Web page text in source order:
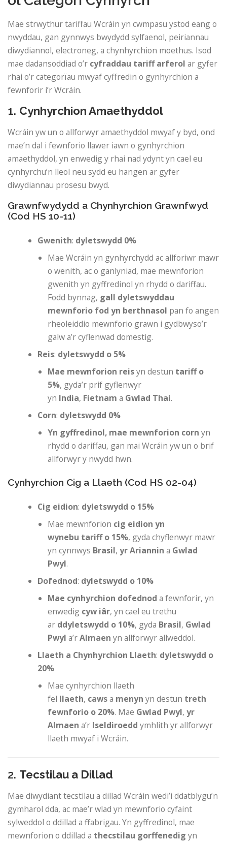
Mae strwythur tariffau Wcráin yn cwmpasu ystod eang o
nwyddau, gan gynnwys bwydydd sylfaenol, peiriannau
diwydiannol, electroneg, a chynhyrchion moethus. Isod
mae dadansoddiad o’r cyfraddau tariff arferol ar gyfer
rhai o’r categorïau mwyaf cyffredin o gynhyrchion a
fewnforir i’r Wcráin.
1. Cynhyrchion Amaethyddol
Wcráin yw un o allforwyr amaethyddol mwyaf y byd, ond
mae’n dal i fewnforio llawer iawn o gynhyrchion
amaethyddol, yn enwedig y rhai nad ydynt yn cael eu
cynhyrchu’n lleol neu sydd eu hangen ar gyfer
diwydiannau prosesu bwyd.
Grawnfwydydd a Chynhyrchion Grawnfwyd
(Cod HS 10-11)
Gwenith: dyletswydd 0%
Mae Wcráin yn gynhyrchydd ac allforiwr mawr
o wenith, ac o ganlyniad, mae mewnforion
gwenith yn gyffredinol yn rhydd o dariffau.
Fodd bynnag, gall dyletswyddau
mewnforio fod yn berthnasol pan fo angen
rheoleiddio mewnforio grawn i gydbwyso’r
galw a’r cyflenwad domestig.
Reis: dyletswydd o 5%
Mae mewnforion reisyn destun tariff o
5%, gyda’r prif gyflenwyr
yn India, Fietnam a Gwlad Thai.
Corn: dyletswydd 0%
Yn gyffredinol, mae mewnforion corn yn
rhydd o dariffau, gan mai Wcráin yw un o brif
allforwyr y nwydd hwn.
Cynhyrchion Cig a Llaeth (Cod HS 02-04)
Cig eidion: dyletswydd o 15%
Mae mewnforion cig eidion yn
wynebu tariff o 15%, gyda chyflenwyr mawr
yn cynnwys Brasil,yr Ariannin a Gwlad
Pwyl.
Dofednod: dyletswydd o 10%
Mae cynhyrchion dofednod a fewnforir, yn
enwedig cyw iâr, yn cael eu trethu
ar ddyletswydd o 10%, gyda Brasil, Gwlad
Pwyl a’rAlmaen yn allforwyr allweddol.
Llaeth a Chynhyrchion Llaeth: dyletswydd o
20%
Mae cynhyrchion llaeth
fel llaeth, cawsa menyn yn destun treth
fewnforio o 20%. Mae Gwlad Pwyl,yr
Almaen a’r Iseldiroedd ymhlith yr allforwyr
llaeth mwyaf i Wcráin.
2. Tecstilau a Dillad
Mae diwydiant tecstilau a dillad Wcráin wedi’i ddatblygu’n
gymharol dda, ac mae’r wlad yn mewnforio cyfaint
sylweddol o ddillad a ffabrigau. Yn gyffredinol, mae
mewnforion o ddillad a thecstilau gorffenedig yn